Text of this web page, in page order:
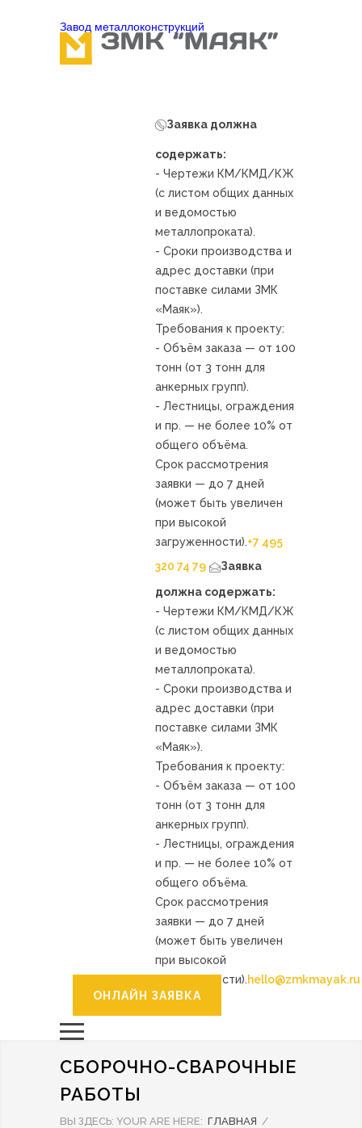
Завод металлоконcтрукций
Заявка должна
содержать:
- Чертежи КМ/КМД/КЖ
(с листом общих данных
и ведомостью
металлопроката).
- Сроки производства и
адрес доставки (при
поставке силами ЗМК
«Маяк»).
Требования к проекту:
- Объём заказа — от 100
тонн (от 3 тонн для
анкерных групп).
- Лестницы, ограждения
и пр. — не более 10% от
общего объёма.
Срок рассмотрения
заявки — до 7 дней
(может быть увеличен
при высокой
загруженности).+7 495
320 74 79
Заявка
должна содержать:
- Чертежи КМ/КМД/КЖ
(с листом общих данных
и ведомостью
металлопроката).
- Сроки производства и
адрес доставки (при
поставке силами ЗМК
«Маяк»).
Требования к проекту:
- Объём заказа — от 100
тонн (от 3 тонн для
анкерных групп).
- Лестницы, ограждения
и пр. — не более 10% от
общего объёма.
Срок рассмотрения
заявки — до 7 дней
(может быть увеличен
при высокой
загруженности).hello@zmkmayak.ru
ОНЛАЙН ЗАЯВКА
СБОРОЧНО-СВАРОЧНЫЕ
РАБОТЫ
ВЫ ЗДЕСЬ: YOUR ARE HERE: ГЛАВНАЯ /